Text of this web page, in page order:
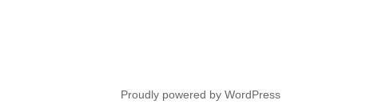
Proudly powered by WordPress